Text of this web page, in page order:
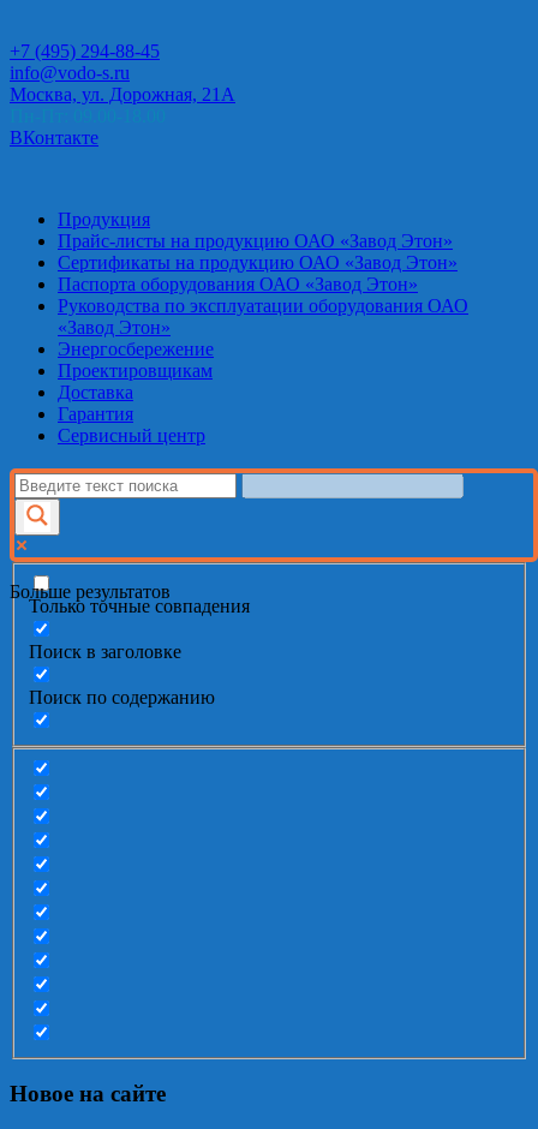
+7 (495) 294-88-45
info@vodo-s.ru
Москва, ул. Дорожная, 21А
ВКонтакте
Продукция
Прайс-листы на продукцию ОАО «Завод Этон»
Сертификаты на продукцию ОАО «Завод Этон»
Паспорта оборудования ОАО «Завод Этон»
Руководства по эксплуатации оборудования ОАО
«Завод Этон»
Энергосбережение
Проектировщикам
Доставка
Гарантия
Сервисный центр
Больше результатов
Только точные совпадения
Поиск в заголовке
Поиск по содержанию
Новое на сайте